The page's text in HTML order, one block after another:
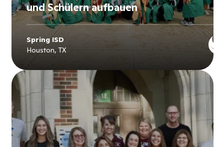
und Schülern aufbauen
Spring ISD
Houston, TX
Explore